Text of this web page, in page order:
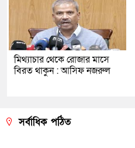
মিথ্যাচার থেকে রোজার মাসে
বিরত থাকুন : আসিফ নজরুল
সর্বাধিক পঠিত